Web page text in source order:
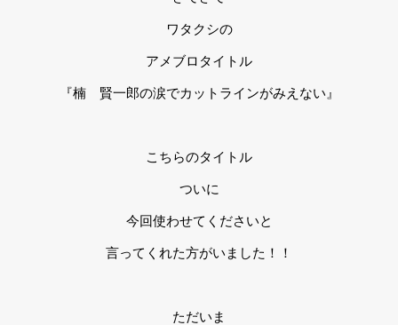
ワタクシの
アメブロタイトル
『楠 賢一郎の涙でカットラインがみえない』
こちらのタイトル
ついに
今回使わせてくださいと
言ってくれた方がいました！！
ただいま